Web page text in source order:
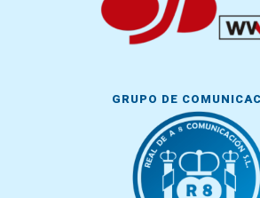
GRUPO DE